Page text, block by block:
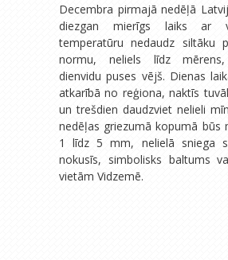
Decembra pirmajā nedēļā
diezgan mierīgs laiks ar
temperatūru nedaudz siltāku
normu, neliels līdz mērens,
dienvidu puses vējš. Dienas
atkarībā no reģiona, naktīs
un trešdien daudzviet nelieli
nedēļas griezumā kopumā būs
1 līdz 5 mm, nelielā sniega
nokusīs, simbolisks baltums
vietām Vidzemē.